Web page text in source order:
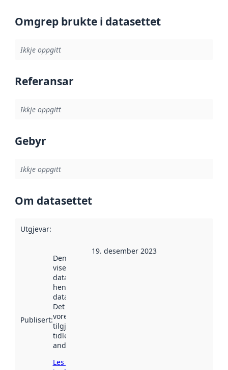
Omgrep brukte i datasettet
Ikkje oppgitt
Referansar
Ikkje oppgitt
Gebyr
Ikkje oppgitt
Om datasettet
Utgjevar:
Publisert:
Denne datoen
viser når
datasettet vart
henta inn av
data.norge.no.
Det kan ha
vore
tilgjengeleg
tidlegare
andre stader.
Les meir om
19. desember 2023